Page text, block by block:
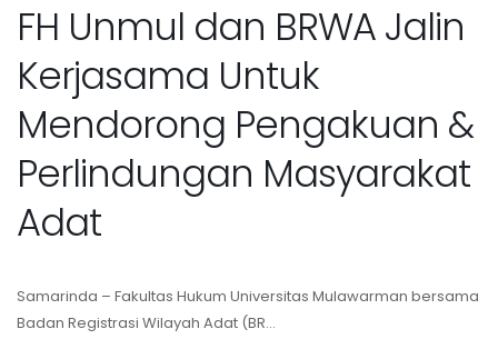
FH Unmul dan BRWA Jalin
Kerjasama Untuk
Mendorong Pengakuan &
Perlindungan Masyarakat
Adat
Samarinda – Fakultas Hukum Universitas Mulawarman bersama
Badan Registrasi Wilayah Adat (BR...